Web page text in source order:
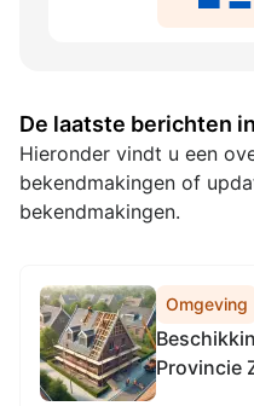
De laatste berichten
Hieronder vindt u een
bekendmakingen of
bekendmakingen.
Omgeving
Provincie